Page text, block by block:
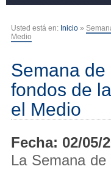
Usted está en: Inicio »
Medio
Semana
fondos de
el Medio
Fecha: 02/05/
La Semana